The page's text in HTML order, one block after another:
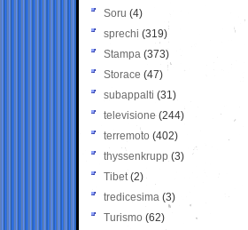
Soru (4)
sprechi (319)
Stampa (373)
Storace (47)
subappalti (31)
televisione(244)
terremoto (402)
thyssenkrupp (3)
Tibet(2)
tredicesima (3)
Turismo (62)